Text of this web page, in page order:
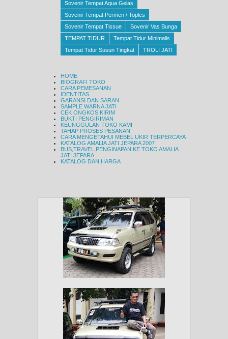
Sovenir Tempat Aqua Gelas
Sovenir Tempat Permen / Toples
Sovenir Tempat Tissue
Sovenir Vas Bunga
TEMPAT TIDUR
Tempat Tidur Minimalis
Tempat Tidur Susun Tingkat
TROLI JATI
HOME
BIOGRAFI TOKO
CARA PEMESANAN
IDENTITAS
GARANSI DAN SARAN
SAMPLE WARNA JATI
CEK ONGKOS KIRIM
BUKTI PENGIRIMAN
KEUNGGULAN TOKO KAMI
TAHAP PROSES PESANAN
CARA MENGETAHUI MEBEL UKIR TERPERCAYA
KATALOG AMALIA JATI JEPARA 2007
BUS,TRAVEL,PENGINAPAN KE TOKO AMALIA
JATI JEPARA
KATALOG DAN HARGA